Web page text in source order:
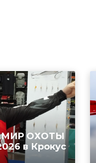
МИР ОХОТЫ
в Крокус